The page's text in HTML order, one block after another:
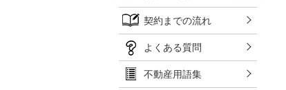
契約までの流れ
よくある質問
不動産用語集